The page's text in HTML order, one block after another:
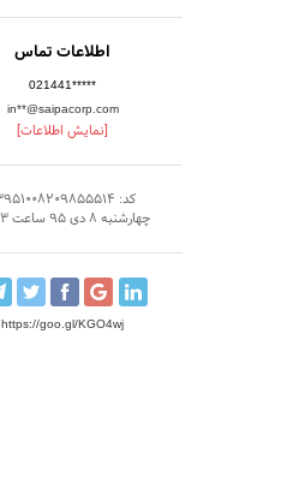
اطلاعات تماس
021441*****
in**@saipacorp.com
[نمایش اطلاعات]
کد: 13951008209855514
چهارشنبه 8 دی 95 ساعت 17:23
https://goo.gl/KGO4wj